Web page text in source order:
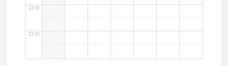
22:00
23:00